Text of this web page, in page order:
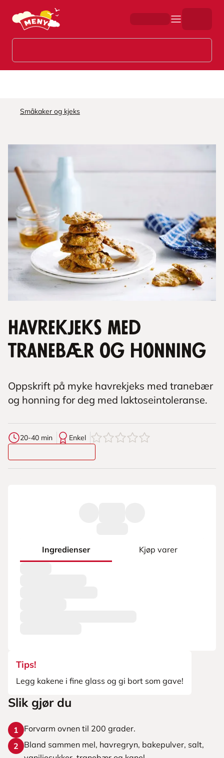
Hopp til hovedinnhold
Småkaker og kjeks
Havrekjeks med
tranebær og honning
Oppskrift på myke havrekjeks med tranebær
og honning for deg med laktoseintoleranse.
20-40 min Enkel 0av5stjerner
Ingredienser Kjøp varer
Tips!
Legg kakene i fine glass og gi bort som gave!
Slik gjør du
1
Forvarm ovnen til 200 grader.
2
Bland sammen mel, havregryn, bakepulver, salt,